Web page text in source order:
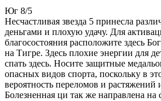
Юг 8/5
Несчастливая звезда 5 принесла
деньгами и плохую удачу. Для
благосостояния расположите здесь
на Тигре. Здесь плохие энергии для
спать здесь. Носите защитные
опасных видов спорта, поскольку в
вероятность переломов и растяжений
Болезненная ци так же направлена на